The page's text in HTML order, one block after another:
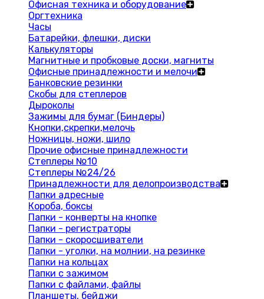
Офисная техника и оборудование
Оргтехника
Часы
Батарейки, флешки, диски
Калькуляторы
Магнитные и пробковые доски, магниты
Офисные принадлежности и мелочи
Банковские резинки
Скобы для степлеров
Дыроколы
Зажимы для бумаг (Биндеры)
Кнопки,скрепки,мелочь
Ножницы, ножи, шило
Прочие офисные принадлежности
Степлеры №10
Степлеры №24/26
Принадлежности для делопроизводства
Папки адресные
Короба, боксы
Папки - конверты на кнопке
Папки - регистраторы
Папки - скоросшиватели
Папки - уголки, на молнии, на резинке
Папки на кольцах
Папки с зажимом
Папки с файлами, файлы
Планшеты, бейджи